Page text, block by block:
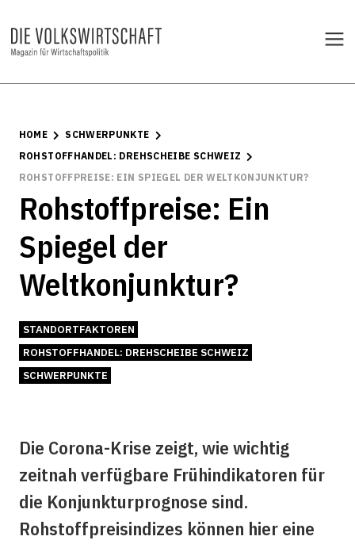
HOME
SCHWERPUNKTE
ROHSTOFFHANDEL: DREHSCHEIBE SCHWEIZ
ROHSTOFFPREISE: EIN SPIEGEL DER WELTKONJUNKTUR?
Rohstoffpreise: Ein
Spiegel der
Weltkonjunktur?
STANDORTFAKTOREN
ROHSTOFFHANDEL: DREHSCHEIBE SCHWEIZ
SCHWERPUNKTE
Die Corona-Krise zeigt, wie wichtig
zeitnah verfügbare Frühindikatoren für
die Konjunkturprognose sind.
Rohstoffpreisindizes können hier eine